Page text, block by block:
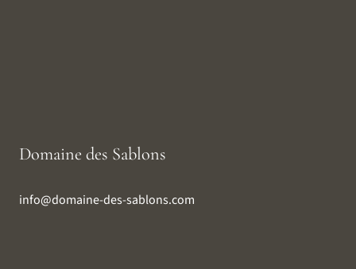
Domaine des Sablons
info@domaine-des-sablons.com